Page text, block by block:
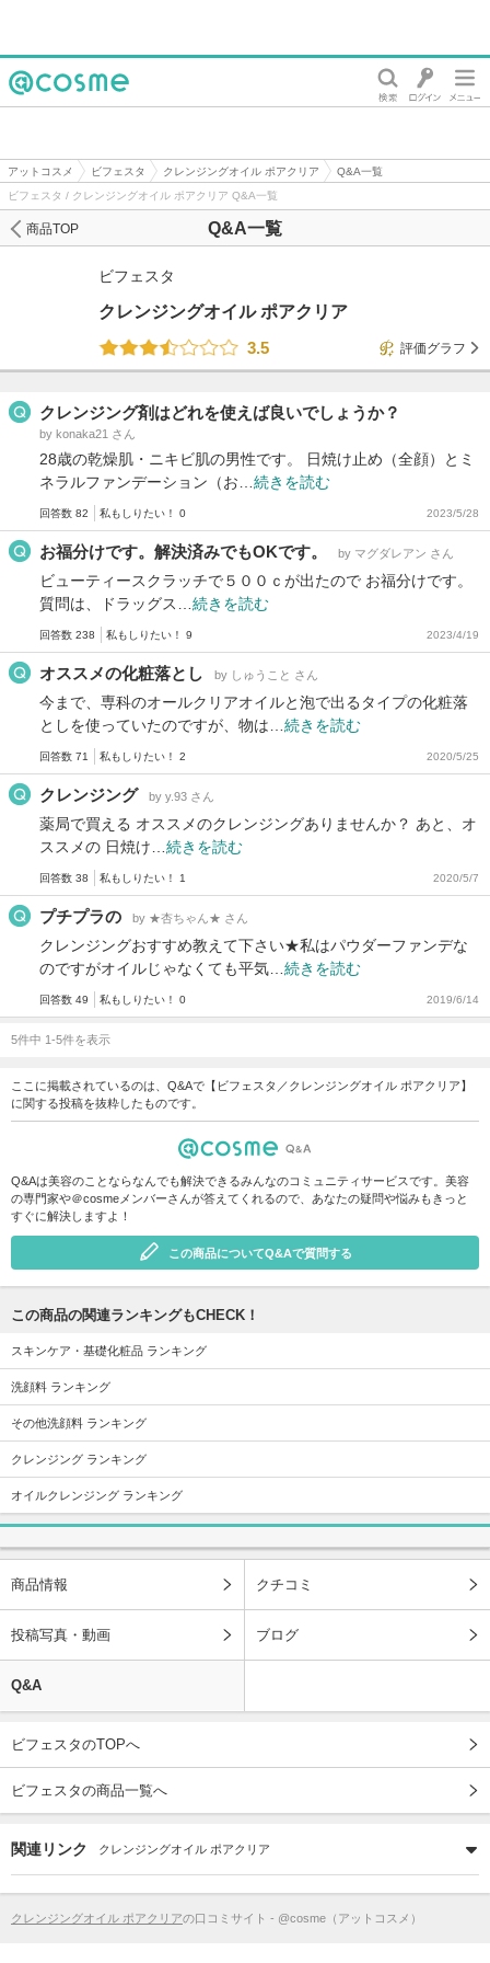
アットコスメ ビフェスタ クレンジングオイル ポアクリア
Q&A一覧
ビフェスタ / クレンジングオイル ポアクリア Q&A一覧
Q&A一覧
商品TOP
ビフェスタ
クレンジングオイル ポアクリア
3.5
評価グラフ
クレンジング剤はどれを使えば良いでしょうか？
by konaka21 さん
28歳の乾燥肌・ニキビ肌の男性です。 日焼け止め（全顔）とミ
ネラルファンデーション（お… 続きを読む
回答数 82 私もしりたい！ 0 2023/5/28
お福分けです。解決済みでもOKです。 by マグダレアン さん
ビューティースクラッチで５００ｃが出たので お福分けです。
質問は、ドラッグス… 続きを読む
回答数 238 私もしりたい！ 9 2023/4/19
オススメの化粧落とし by しゅうこと さん
今まで、専科のオールクリアオイルと泡で出るタイプの化粧落
としを使っていたのですが、物は… 続きを読む
回答数 71 私もしりたい！ 2 2020/5/25
クレンジング by y.93 さん
薬局で買える オススメのクレンジングありませんか？ あと、オ
ススメの 日焼け… 続きを読む
回答数 38 私もしりたい！ 1 2020/5/7
プチプラの by ★杏ちゃん★ さん
クレンジングおすすめ教えて下さい★私はパウダーファンデな
のですがオイルじゃなくても平気… 続きを読む
回答数 49 私もしりたい！ 0 2019/6/14
5件中 1-5件を表示
ここに掲載されているのは、Q&Aで【ビフェスタ／クレンジングオイル ポアクリア】
に関する投稿を抜粋したものです。
Q&Aは美容のことならなんでも解決できるみんなのコミュニティサービスです。美容
の専門家や＠cosmeメンバーさんが答えてくれるので、あなたの疑問や悩みもきっと
すぐに解決しますよ！
この商品についてQ&Aで質問する
この商品の関連ランキングもCHECK！
スキンケア・基礎化粧品 ランキング
洗顔料 ランキング
その他洗顔料 ランキング
クレンジング ランキング
オイルクレンジング ランキング
商品情報 クチコミ
投稿写真・動画 ブログ
Q&A
ビフェスタのTOPへ
ビフェスタの商品一覧へ
関連リンク クレンジングオイル ポアクリア
クレンジングオイル ポアクリアの口コミサイト - @cosme（アットコスメ）